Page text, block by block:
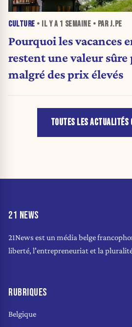
CULTURE • IL Y A 1 SEMAINE • PAR J.PE
Pourquoi les vacances
restent une valeur sûre
malgré des prix élevés
TOUTES LES ACTUALITÉS
21 NEWS
21News est un média belge
liberté, l'entrepreneuriat et la
RUBRIQUES
Belgique